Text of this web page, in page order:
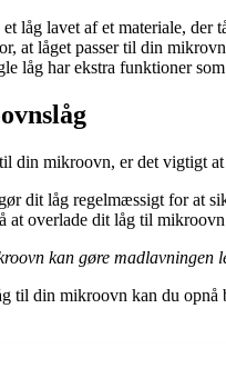
låg lavet af et materiale, der
at låget passer til din
låg har ekstra funktioner
din mikroovn, er det vigtigt
dit låg regelmæssigt for at
at overlade dit låg til
kan gøre madlavningen
til din mikroovn kan du opnå